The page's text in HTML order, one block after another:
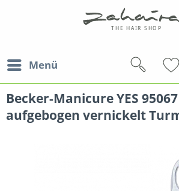
Menü
Becker-Manicure YES
aufgebogen vernickelt